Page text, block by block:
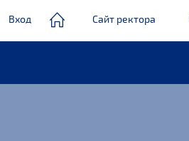
Вход Сайт ректора